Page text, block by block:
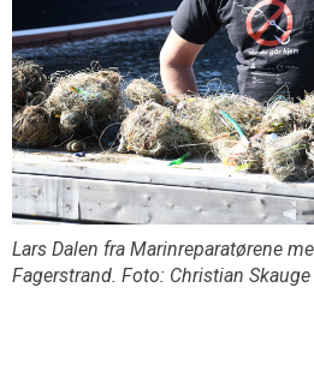
Lars Dalen fra Marinreparatørene
Fagerstrand. Foto: Christian Skauge